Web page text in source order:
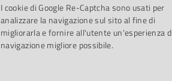
negli orari di
I cookie di Google Re-Captcha sono usati per
analizzare la navigazione sul sito al fine di
migliorarla e fornire all'utente un'esperienza
navigazione migliore possibile.